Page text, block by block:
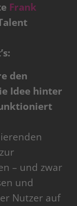
Frank
den
Idee hinter
– und zwar
und
Nutzer auf